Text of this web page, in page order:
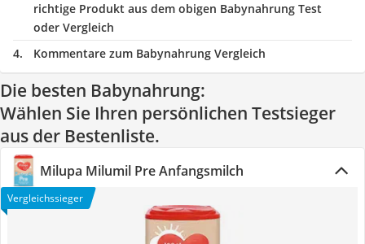
richtige Produkt aus dem obigen Babynahrung Test
oder Vergleich
Kommentare zum Babynahrung Vergleich
Die besten Babynahrung:
Wählen Sie Ihren persönlichen Testsieger
aus der Bestenliste.
Milupa Milumil Pre Anfangsmilch
Vergleichssieger